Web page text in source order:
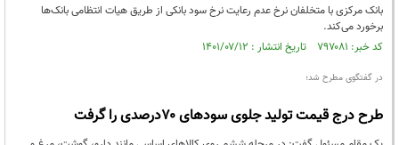
بانک مرکزی با متخلفان نرخ عدم رعایت نرخ سود بانکی از طریق هیات انتظامی بانک‌ها
برخورد می‌کند.
کد خبر: ۷۹۷۰۸۱ تاریخ انتشار : ۱۴۰۱/۰۷/۱۲
در گفتگوی مطرح شد؛
طرح درج قیمت تولید جلوی سودهای ۷۰درصدی را گرفت